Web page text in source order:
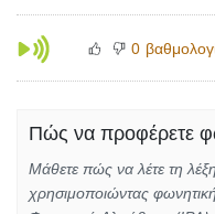
0
Πώς να προφέρετε
Μάθετε πώς να λέτε τη
χρησιμοποιώντας